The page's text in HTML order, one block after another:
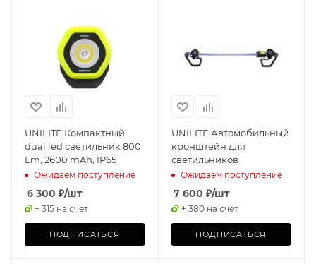
UNILITE Компактный
dual led светильник 800
Lm, 2600 mAh, IP65
Ожидаем поступление
6 300 ₽/шт
+ 315 на счет
ПОДПИСАТЬСЯ
UNILITE Автомобильный
кронштейн для
светильников
Ожидаем поступление
7 600 ₽/шт
+ 380 на счет
ПОДПИСАТЬСЯ